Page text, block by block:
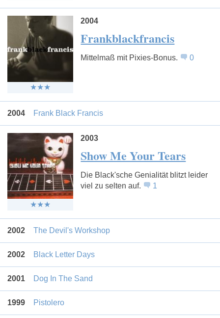
2004
Frankblackfrancis
Mittelmaß mit Pixies-Bonus. 0
2004 Frank Black Francis
2003
Show Me Your Tears
Die Black'sche Genialität blitzt leider
viel zu selten auf.
1
2002 The Devil's Workshop
2002 Black Letter Days
2001 Dog In The Sand
1999 Pistolero